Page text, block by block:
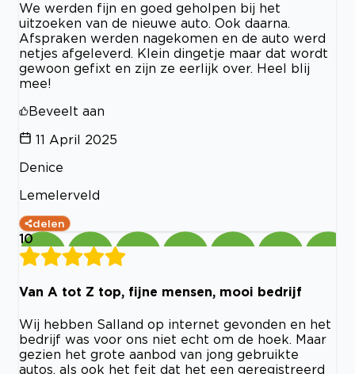
We werden fijn en goed geholpen bij het
uitzoeken van de nieuwe auto. Ook daarna.
Afspraken werden nagekomen en de auto werd
netjes afgeleverd. Klein dingetje maar dat wordt
gewoon gefixt en zijn ze eerlijk over. Heel blij
mee!
Beveelt aan
11 April 2025
Denice
Lemelerveld
delen
10
Van A tot Z top, fijne mensen, mooi bedrijf
Wij hebben Salland op internet gevonden en het
bedrijf was voor ons niet echt om de hoek. Maar
gezien het grote aanbod van jong gebruikte
autos, als ook het feit dat het een geregistreerd